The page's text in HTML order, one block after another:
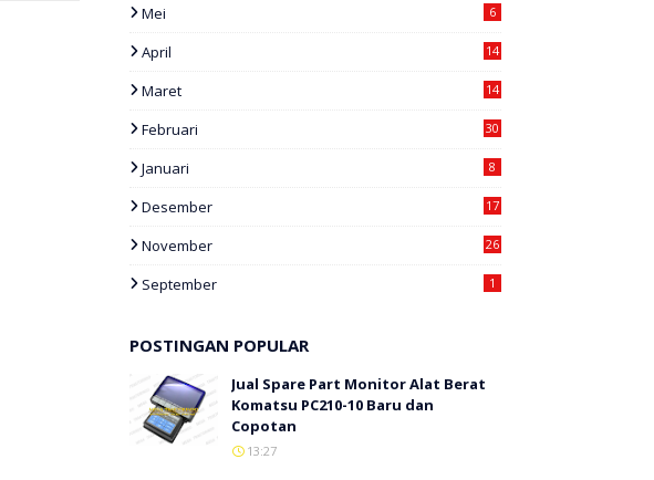
Mei 6
April 14
Maret 14
Februari 30
Januari 8
Desember 17
November 26
September 1
POSTINGAN POPULAR
Jual Spare Part Monitor Alat Berat
Komatsu PC210-10 Baru dan
Copotan
13:27